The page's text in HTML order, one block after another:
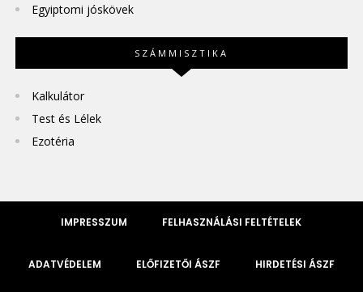
Egyiptomi jóskövek
SZÁMMISZTIKA
Kalkulátor
Test és Lélek
Ezotéria
IMPRESSZUM FELHASZNÁLÁSI FELTÉTELEK
ADATVÉDELEM ELŐFIZETŐI ÁSZF HIRDETÉSI ÁSZF